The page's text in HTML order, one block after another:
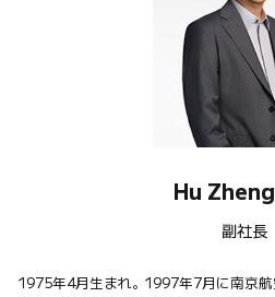
Hu
副社長
1975年4月生まれ。1997年7月に南京